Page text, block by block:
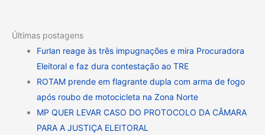
Últimas postagens
Furlan reage às três impugnações e mira Procuradora
Eleitoral e faz dura contestação ao TRE
ROTAM prende em flagrante dupla com arma de fogo
após roubo de motocicleta na Zona Norte
MP QUER LEVAR CASO DO PROTOCOLO DA CÂMARA
PARA A JUSTIÇA ELEITORAL